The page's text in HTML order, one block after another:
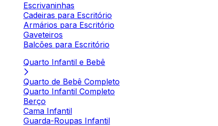
Escrivaninhas
Cadeiras para Escritório
Armários para Escritório
Gaveteiros
Balcões para Escritório
Quarto Infantil e Bebê
Quarto de Bebê Completo
Quarto Infantil Completo
Berço
Cama Infantil
Guarda-Roupas Infantil